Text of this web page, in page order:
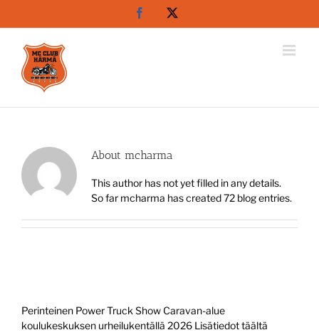
Facebook
About mcharma
This author has not yet filled in any details.
So far mcharma has created 72 blog entries.
Perinteinen Power Truck Show Caravan-alue
koulukeskuksen urheilukentällä 2026 Lisätiedot täältä